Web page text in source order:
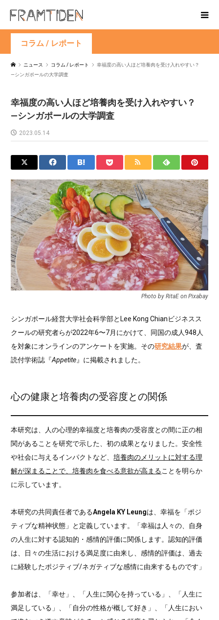
コラム / レポート
ニュース コラム / レポート
幸福度の高い人ほど培養肉を受け入れやすい？
—シンガポールの大学調査
幸福度の高い人ほど培養肉を受け入れやすい？
—シンガポールの大学調査
2023.05.14
Photo by RitaE on Pixabay
シンガポール経営大学社会科学部とLee Kong Chianビジネスス
クールの研究者らが2022年6〜7月にかけて、同国の成人948人
を対象にオンラインのアンケートを実施。その研究結果が、査
読付学術誌『Appetite』に掲載されました。
心の健康と培養肉の受容度との関係
本研究は、人の心理的幸福度と培養肉の受容度との間に正の相
関があることを研究で示した、初の成果となりました。安全性
や社会に与えるインパクトなど、培養肉のメリットに対する理
解が深まることで、培養肉を食べる意欲が高まることを明らか
に示しています。
本研究の共同責任者であるAngela KY Leungは、幸福を「ポジ
ティブな精神状態」と定義しています。「幸福は人々の、自身
の人生に対する認知的・感情的評価に関係します。認知的評価
は、日々の生活における満足度に由来し、感情的評価は、過去
に経験したポジティブ/ネガティブな感情に由来するものです」
参加者は、「幸せ」、「人生に関心を持っている」、「人生に
満足している」、「自分の性格が概して好き」、「人生におい